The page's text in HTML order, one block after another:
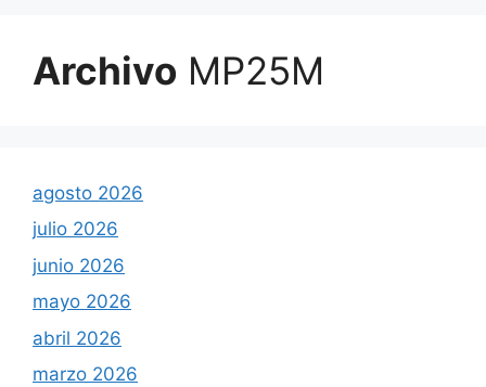
Archivo MP25M
agosto 2026
julio 2026
junio 2026
mayo 2026
abril 2026
marzo 2026